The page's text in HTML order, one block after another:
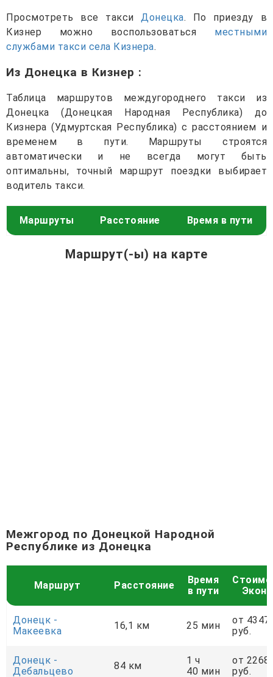
Просмотреть все такси Донецка. По приезду в
Кизнер можно воспользоваться местными
службами такси села Кизнера.
Из Донецка в Кизнер :
Таблица маршрутов междугороднего такси из
Донецка (Донецкая Народная Республика) до
Кизнера (Удмуртская Республика) с расстоянием и
временем в пути. Маршруты строятся
автоматически и не всегда могут быть
оптимальны, точный маршрут поездки выбирает
водитель такси.
Маршруты Расстояние Время в пути
Маршрут(-ы) на карте
Межгород по Донецкой Народной
Республике из Донецка
Маршрут Расстояние
Время
в пути
Донецк -
Макеевка
16,1 км 25 мин
от 4347
руб.
Донецк -
Дебальцево
84 км
1 ч
40 мин
от 2268
руб.